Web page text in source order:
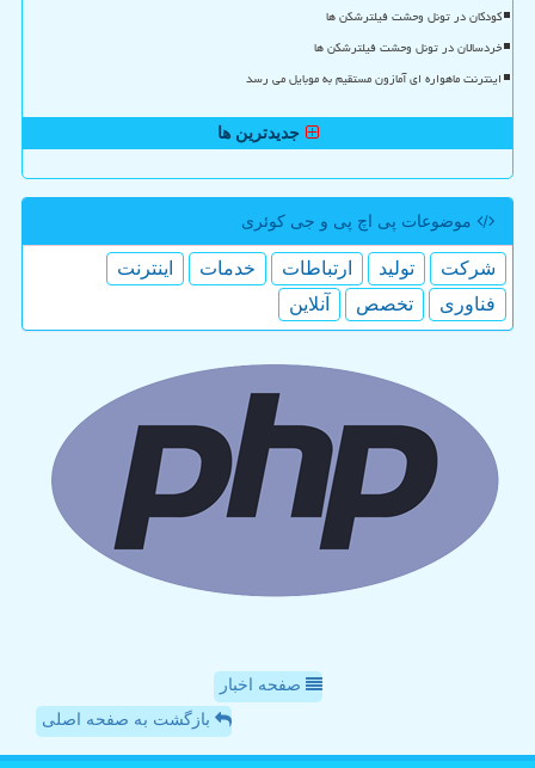
کودکان در تونل وحشت فیلترشکن ها
خردسالان در تونل وحشت فیلترشکن ها
اینترنت ماهواره ای آمازون مستقیم به موبایل می رسد
جدیدترین ها
موضوعات پی اچ پی و جی كوئری
شركت تولید ارتباطات خدمات
اینترنت
فناوری
تخصص آنلاین
صفحه اخبار
بازگشت به صفحه اصلی